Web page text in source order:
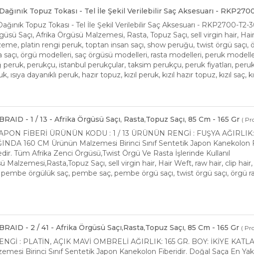
Dağınık Topuz Tokası - Tel İle Şekil Verilebilir Saç Aksesuarı -
Topuz Tokası - Tel İle Şekil Verilebilir Saç Aksesuarı - RKP2700-T2-
Saçı, Afrika Örgüsü Malzemesi, Rasta, Topuz Saçı, sell virgin hair,
platin rengi peruk, toptan insan saçı, show peruğu, twist örgü saçı,
saçı, örgü modelleri, saç örgüsü modelleri, rasta modelleri, peruk
peruk, perukçu, istanbul perukçular, taksim perukçu, peruk fiyatları,
ısıya dayanıklı peruk, hazır topuz, kızıl peruk, kızıl hazır topuz, kızıl saç,
- 1 / 13 - Afrika Örgüsü Saçı, Rasta,Topuz Saçı, 85 Cm - 165 Gr (
FİBERİ ÜRÜNÜN KODU : 1 / 13 ÜRÜNÜN RENGİ : FUŞYA
160 CM Ürünün Malzemesi Birinci Sınıf Sentetik Japon Kanekolon
Tüm Afrika Zenci Örgüsü,Twist Örgü Ve Rasta İşlerinde Kullanıl
Malzemesi,Rasta,Topuz Saçı, sell virgin hair, Hair Weft, raw hair, clip
örgülük saç, pembe saç, pembe örgü saçı, twist örgü saçı, örgü
- 2 / 41 - Afrika Örgüsü Saçı,Rasta,Topuz Saçı, 85 Cm - 165 Gr (
: PLATİN, AÇIK MAVİ OMBRELİ AĞIRLIK: 165 GR. BOY: İKİYE
Birinci Sınıf Sentetik Japon Kanekolon Fiberidir. Doğal Saça En